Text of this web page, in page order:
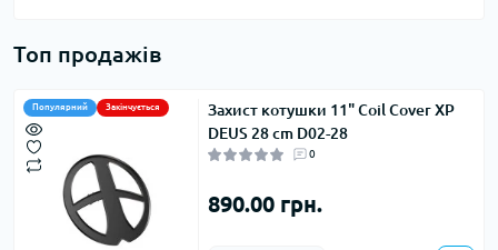
Топ продажів
Популярний Закінчується
Захист котушки 11" Coil Cover XP
DEUS 28 cm D02-28
0
890.00 грн.